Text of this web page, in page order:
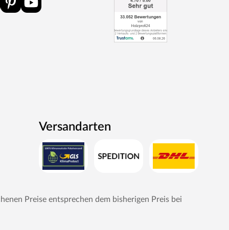
Versandarten
Preise entsprechen dem bisherigen Preis bei